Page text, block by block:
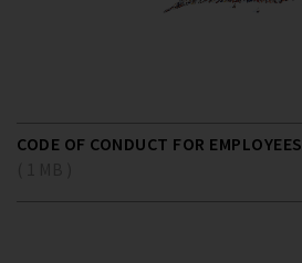
CODE OF CONDUCT FOR EMPLOYEES